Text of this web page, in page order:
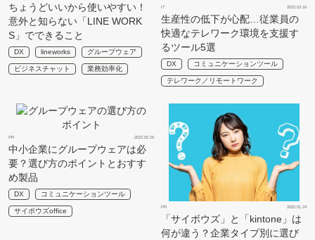
ちょうどいいから使いやすい！
意外と知らない「LINE WORK
S」でできること
DX lineworks グループウェア
ビジネスチャット 業務効率化
IT 2022.03.16
生産性の低下が心配…従業員の
快適なテレワーク環境を支援す
るツール5選
DX コミュニケーションツール
テレワーク／リモートワーク
PR 2022.02.16
中小企業にグループウェアは必
要？選び方のポイントとおすす
め製品
DX コミュニケーションツール
サイボウズoffice PR 2022.01.24
「サイボウズ」と「kintone」は
何が違う？企業タイプ別に選び